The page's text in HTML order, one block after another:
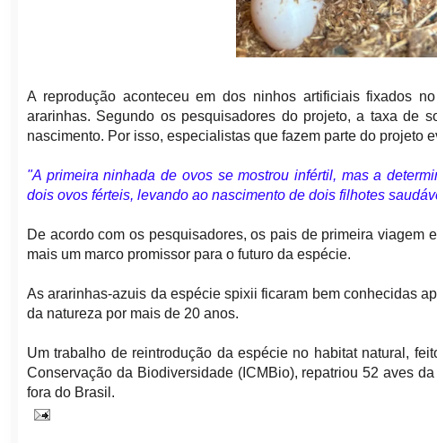
A reprodução aconteceu em dos ninhos artificiais fixados
ararinhas. Segundo os pesquisadores do projeto, a taxa de
nascimento. Por isso, especialistas que fazem parte do projeto
"A primeira ninhada de ovos se mostrou infértil, mas a
dois ovos férteis, levando ao nascimento de dois filhotes
De acordo com os pesquisadores, os pais de primeira
mais um marco promissor para o futuro da espécie.
As ararinhas-azuis da espécie spixii ficaram bem conhecidas
da natureza por mais de 20 anos.
Um trabalho de reintrodução da espécie no habitat natural,
Conservação da Biodiversidade (ICMBio), repatriou 52 aves
fora do Brasil.